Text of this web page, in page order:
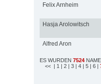
Felix Arnheim
Hasja Arolowitsch
Alfred Aron
ES WURDEN 7524
<< | 1 | 2 | 3 | 4 | 5 | 6 |